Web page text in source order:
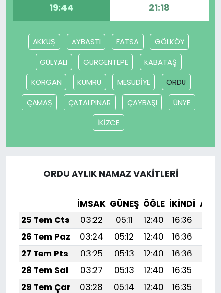
19:44 21:18
AKKUŞ AYBASTI FATSA
GÖLKÖY
GÜLYALI
GÜRGENTEPE
KABATAŞ
KORGAN
KUMRU MESUDİYE
ORDU
ÇAMAŞ
ÇATALPINAR ÇAYBAŞI
ÜNYE
İKİZCE
ORDU AYLIK NAMAZ VAKITLERI
İMSAK GÜNEŞ ÖĞLE İKINDI
25 Tem Cts
03:22 05:11 12:40 16:36
26 Tem Paz
03:24 05:12 12:40 16:36
27 Tem Pts
03:25 05:13 12:40 16:36
28 Tem Sal
03:27 05:13 12:40 16:35
29 Tem Çar
03:28 05:14 12:40 16:35
SAĞLIK
Spor
Teknoloji
TÜRKiYE
Video Galeri